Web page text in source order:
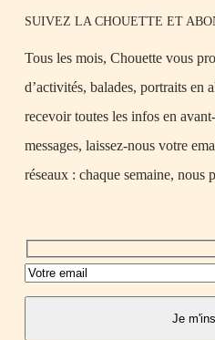
SUIVEZ LA CHOUETTE ET
Tous les mois, Chouette vous
d’activités, balades, portraits
recevoir toutes les infos en
messages, laissez-nous votre
réseaux : chaque semaine, nous